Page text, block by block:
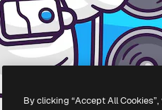
verktyg
Alla rättigheter reserverade
By clicking “Accept All